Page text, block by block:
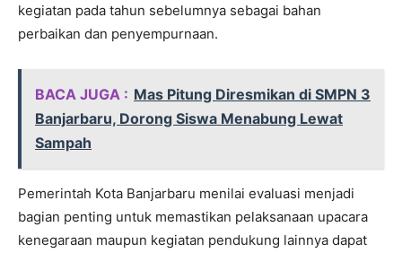
kegiatan pada tahun sebelumnya sebagai bahan
perbaikan dan penyempurnaan.
BACA JUGA : Mas Pitung Diresmikan di SMPN 3
Banjarbaru, Dorong Siswa Menabung Lewat
Sampah
Pemerintah Kota Banjarbaru menilai evaluasi menjadi
bagian penting untuk memastikan pelaksanaan upacara
kenegaraan maupun kegiatan pendukung lainnya dapat